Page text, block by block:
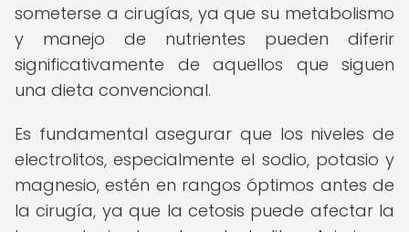
someterse a cirugías, ya que su metabolismo
y manejo de nutrientes pueden diferir
significativamente de aquellos que siguen
una dieta convencional.
Es fundamental asegurar que los niveles de
electrolitos, especialmente el sodio, potasio y
magnesio, estén en rangos óptimos antes de
la cirugía, ya que la cetosis puede afectar la